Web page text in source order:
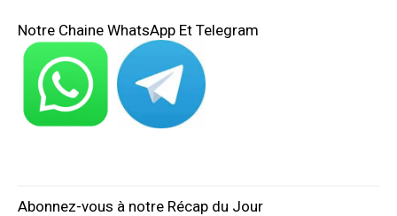
Notre Chaine WhatsApp Et Telegram
Abonnez-vous à notre Récap du Jour